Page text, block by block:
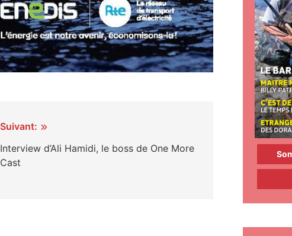
Suivant:
Interview d’Ali Hamidi, le boss de One More
Cast